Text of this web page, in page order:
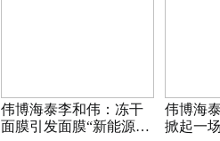
伟博海泰李和伟：冻干
面膜引发面膜“新能源革
伟博海
掀起一